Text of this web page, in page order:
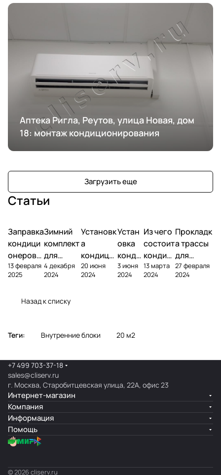
Аптека Ригла, Реутов, улица Новая, дом
18: монтаж кондиционирования
Загрузить еще
Статьи
Заправка
кондици
онеров
фреоном
13 февраля
2025
Зимний
комплект
для
кондици
онера
4 декабря
2024
Установк
а
кондици
онера на
фасаде
20 июня
2024
Устан
овка
конди
ционе
ра
3 июня
2024
Из чего
состоит
кондиц
ионер?
13 марта
2024
Прокладк
а трассы
для
кондицио
нера
27 февраля
2024
Назад к списку
Теги: Внутренние блоки 20 м2
+7 499 703-37-18
sales@cliserv.ru
г. Москва, Старобитцевская улица, 22А, офис 23
Интернет-магазин
Компания
Информация
Помощь
© 2026 cliserv.ru